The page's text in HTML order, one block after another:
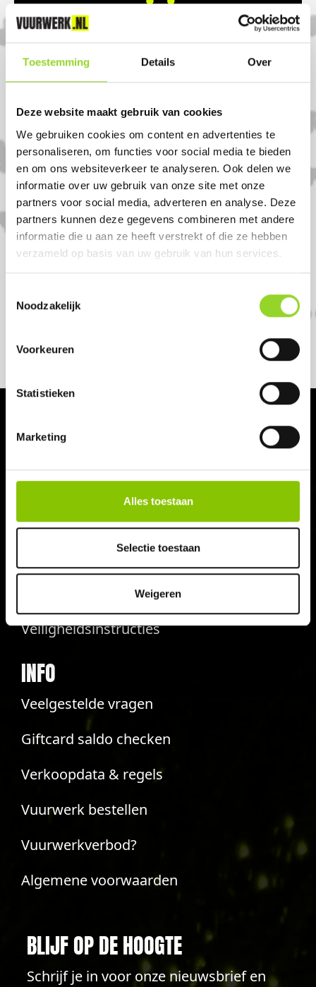
Toestemming Details Over
Deze website maakt gebruik van cookies
We gebruiken cookies om content en advertenties te
personaliseren, om functies voor social media te bieden
en om ons websiteverkeer te analyseren. Ook delen we
informatie over uw gebruik van onze site met onze
partners voor social media, adverteren en analyse. Deze
partners kunnen deze gegevens combineren met andere
informatie die u aan ze heeft verstrekt of die ze hebben
verzameld op basis van uw gebruik van hun services.
Noodzakelijk
Voorkeuren
Statistieken
Marketing
Alles toestaan
Selectie toestaan
Weigeren
BESTEL & BETAAL ONLINE
Plaats je bestelling via jouw gekozen dealer.
Betaal veilig en eenvoudig via iDEAL of andere
betaalopties.
HAAL JE VUURWERK OP
Vanaf de wettelijke verkoopdagen haal je je
bestelling op bij de dealer.
Home
Assortiment
Vuurwerkdealers
Veiligheidsinstructies
INFO
Veelgestelde vragen
Giftcard saldo checken
Verkoopdata & regels
Vuurwerk bestellen
Vuurwerkverbod?
Algemene voorwaarden
BLIJF OP DE HOOGTE
Schrijf je in voor onze nieuwsbrief en